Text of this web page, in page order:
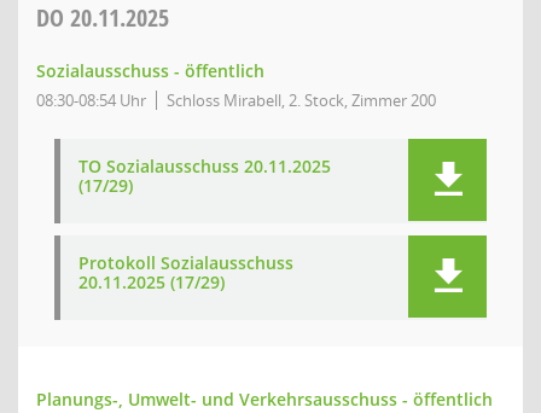
DO 20.11.2025
Sozialausschuss - öffentlich
08:30-08:54 Uhr Schloss Mirabell, 2. Stock, Zimmer 200
TO Sozialausschuss 20.11.2025
(17/29)
Protokoll Sozialausschuss
20.11.2025 (17/29)
Planungs-, Umwelt- und Verkehrsausschuss - öffentlich